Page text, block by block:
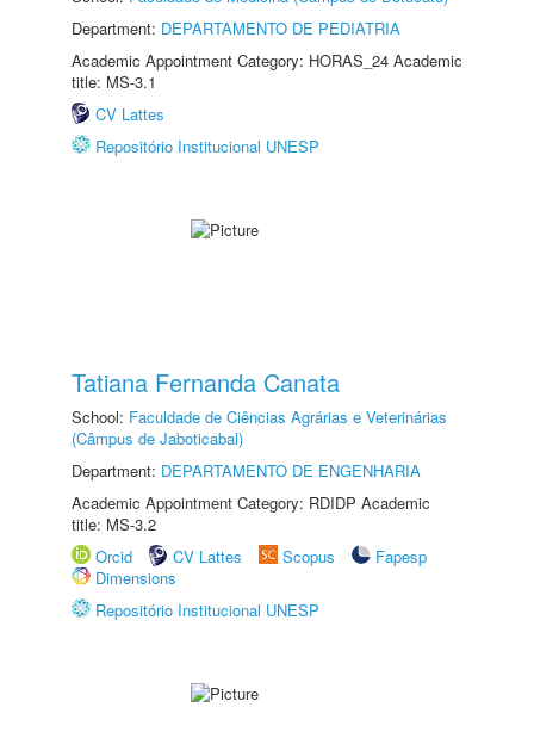
Department: DEPARTAMENTO DE PEDIATRIA
Academic Appointment Category: HORAS_24 Academic
title: MS-3.1
CV Lattes
Repositório Institucional UNESP
Tatiana Fernanda Canata
School: Faculdade de Ciências Agrárias e Veterinárias
(Câmpus de Jaboticabal)
Department: DEPARTAMENTO DE ENGENHARIA
Academic Appointment Category: RDIDP Academic
title: MS-3.2
Orcid
CV Lattes Scopus
Fapesp
Dimensions
Repositório Institucional UNESP